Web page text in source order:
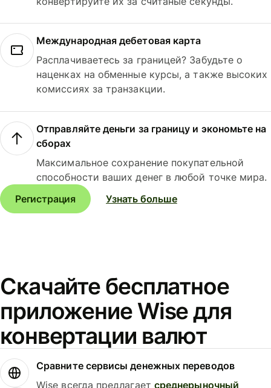
Международная дебетовая карта
Расплачиваетесь за границей? Забудьте о
наценках на обменные курсы, а также высоких
комиссиях за транзакции.
Отправляйте деньги за границу и экономьте на
сборах
Максимальное сохранение покупательной
способности ваших денег в любой точке мира.
Регистрация
Узнать больше
Скачайте бесплатное
приложение Wise для
конвертации валют
Сравните сервисы денежных переводов
Wise всегда предлагает среднерыночный